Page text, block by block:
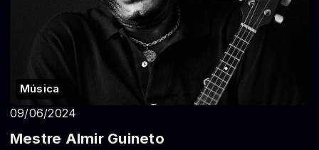
Música
09/06/2024
Mestre Almir Guineto